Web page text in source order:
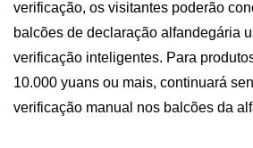
verificação, os visitantes poderão
balcões de declaração alfandegária
verificação inteligentes. Para
10.000 yuans ou mais, continuará
verificação manual nos balcões da